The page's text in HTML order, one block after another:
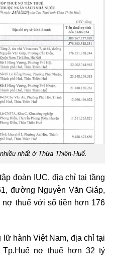
nhất ở Thừa Thiên-Huế.
đoàn IUC, địa chỉ tại tầng
đường Nguyễn Văn Giáp,
nợ thuế với số tiền hơn 176
hành Việt Nam, địa chỉ tại
nợ thuế hơn 32 tỷ